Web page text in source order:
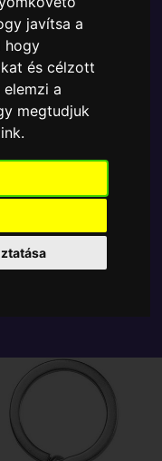
javítsa a
hogy
és célzott
a
megtudjuk
terméke a
amely
In a Box - várja